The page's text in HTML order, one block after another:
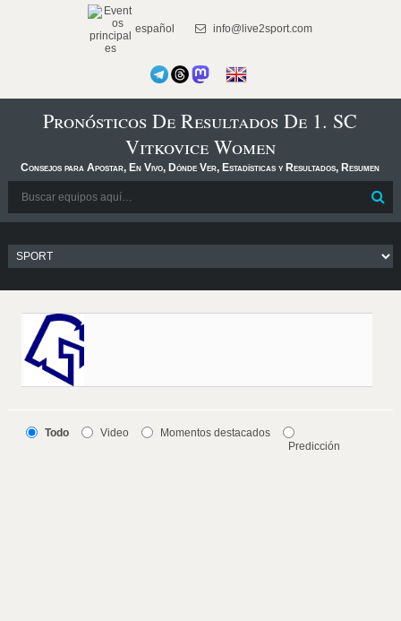
español info@live2sport.com
Pronósticos De Resultados De 1. SC
Vitkovice Women
Consejos para Apostar, En Vivo, Dónde Ver, Estadísticas y Resultados, Resumen
Todo Video
Momentos destacados
Predicción